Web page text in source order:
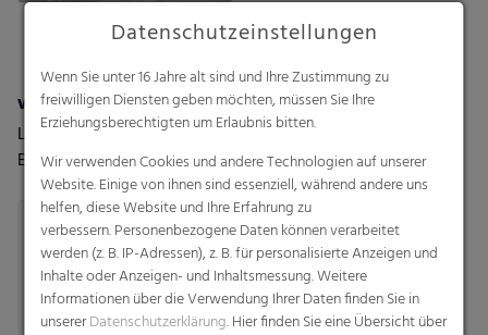
wepelen® Climatec
Leistungsstarke
Ernteverfrühungsfolie für
perfekten Schutz
Polydress® SiloClassics
Zuverlässige
Seitenwandfolien für
moderate Wetter- und
Einsatzbedingungen
Datenschutzeinstellungen
Wenn Sie unter 16 Jahre alt sind und Ihre Zustimmung zu
freiwilligen Diensten geben möchten, müssen Sie Ihre
Erziehungsberechtigten um Erlaubnis bitten.
Wir verwenden Cookies und andere Technologien auf unserer
Website. Einige von ihnen sind essenziell, während andere uns
helfen, diese Website und Ihre Erfahrung zu
verbessern. Personenbezogene Daten können verarbeitet
werden (z. B. IP-Adressen), z. B. für personalisierte Anzeigen und
Inhalte oder Anzeigen- und Inhaltsmessung. Weitere
Informationen über die Verwendung Ihrer Daten finden Sie in
unsererDatenschutzerklärung. Hier finden Sie eine Übersicht über